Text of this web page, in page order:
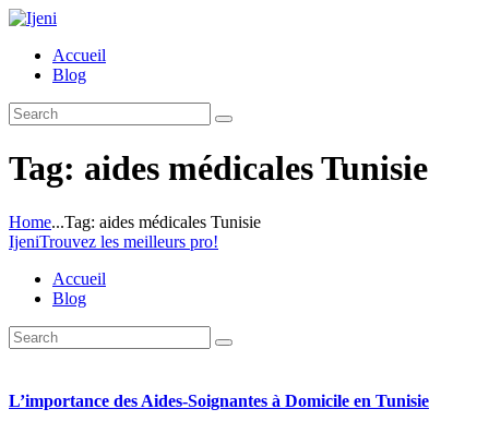
Accueil
Blog
Tag: aides médicales Tunisie
Home...Tag: aides médicales Tunisie
IjeniTrouvez les meilleurs pro!
Accueil
Blog
L’importance des Aides-Soignantes à Domicile en Tunisie